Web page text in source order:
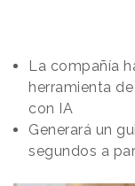
La compañía
herramienta
con IA
Generará un
segundos a